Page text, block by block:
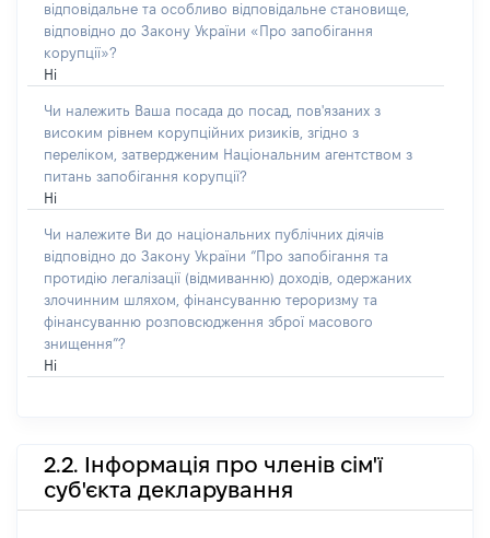
відповідальне та особливо відповідальне становище,
відповідно до Закону України «Про запобігання
корупції»?
Ні
Чи належить Ваша посада до посад, пов'язаних з
високим рівнем корупційних ризиків, згідно з
переліком, затвердженим Національним агентством з
питань запобігання корупції?
Ні
Чи належите Ви до національних публічних діячів
відповідно до Закону України “Про запобігання та
протидію легалізації (відмиванню) доходів, одержаних
злочинним шляхом, фінансуванню тероризму та
фінансуванню розповсюдження зброї масового
знищення”?
Ні
2.2. Інформація про членів сім'ї
суб'єкта декларування